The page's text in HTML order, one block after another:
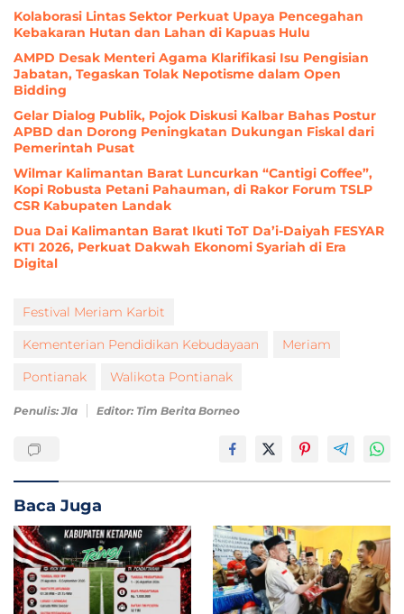
Kolaborasi Lintas Sektor Perkuat Upaya Pencegahan
Kebakaran Hutan dan Lahan di Kapuas Hulu
AMPD Desak Menteri Agama Klarifikasi Isu Pengisian
Jabatan, Tegaskan Tolak Nepotisme dalam Open
Bidding
Gelar Dialog Publik, Pojok Diskusi Kalbar Bahas Postur
APBD dan Dorong Peningkatan Dukungan Fiskal dari
Pemerintah Pusat
Wilmar Kalimantan Barat Luncurkan “Cantigi Coffee”,
Kopi Robusta Petani Pahauman, di Rakor Forum TSLP
CSR Kabupaten Landak
Dua Dai Kalimantan Barat Ikuti ToT Da’i-Daiyah FESYAR
KTI 2026, Perkuat Dakwah Ekonomi Syariah di Era
Digital
Festival Meriam Karbit
Kementerian Pendidikan Kebudayaan
Meriam
Pontianak
Walikota Pontianak
Penulis: Jla Editor: Tim Berita Borneo
Baca Juga